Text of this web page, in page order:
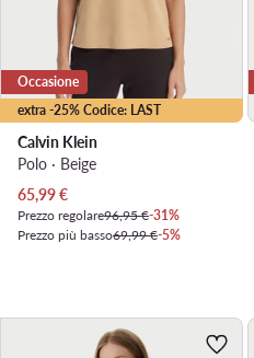
extra -25% Codice: LAST
Occasione
Calvin Klein
Polo · Beige
Prezzo attuale
65,99€
Prezzo regolare96,95 €-31%
Prezzo più basso69,99 €-5%